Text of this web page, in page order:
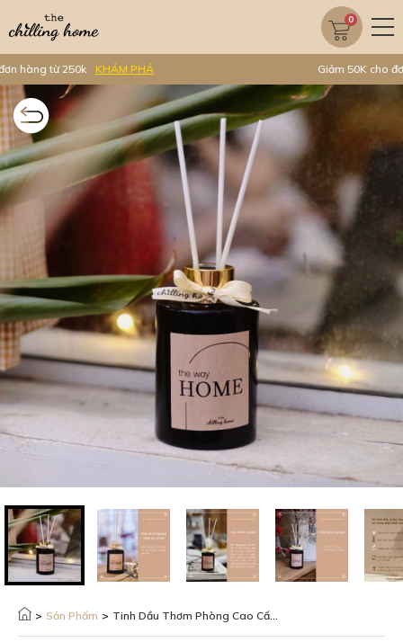
0
Giảm 50K cho đơn hàng từ 299k
> Sản Phẩm > Tinh Dầu Thơm Phòng Cao Cấp The Way Home - Hương Hoa Mix Gỗ